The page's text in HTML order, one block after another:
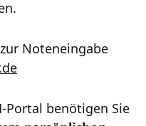
Noteneingabe
Portal benötigen Sie